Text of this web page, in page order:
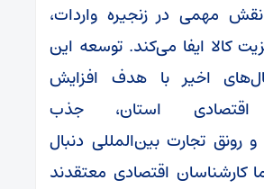
مهمی در زنجیره واردات،
کالا ایفا می‌کند. توسعه این
اخیر با هدف افزایش
اقتصادی استان، جذب
و رونق تجارت بین‌المللی دنبال
کارشناسان اقتصادی معتقدند